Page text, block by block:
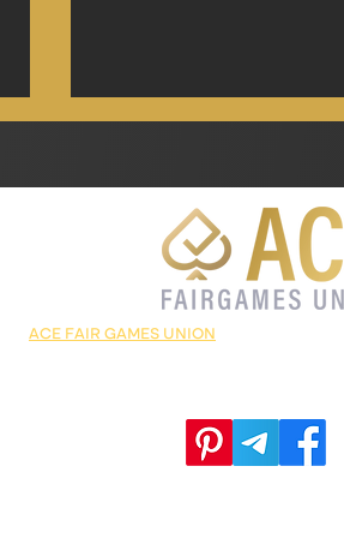
သီတင်းကျွတ်မှာပျော်ရင်း
စဥ်ပေးလိုက်ပါပြီ
ACE FAIR GAMES UNION